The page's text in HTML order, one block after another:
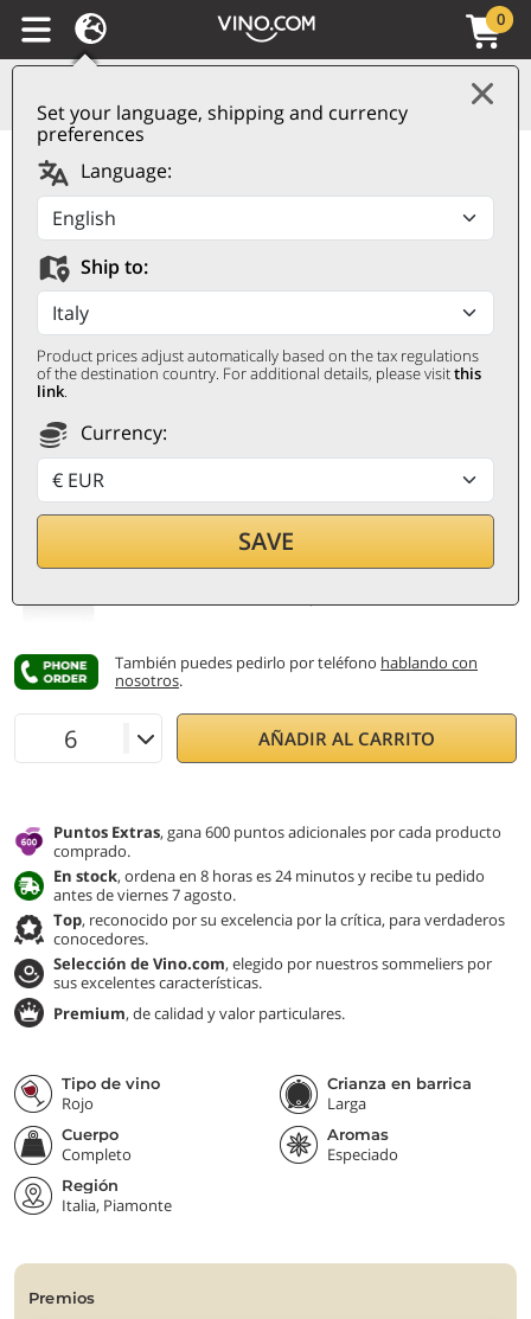
Set your language, shipping and currency
preferences
Language:
Ship to:
Product prices adjust automatically based on the tax regulations
of the destination country. For additional details, please visitthis
link.
Currency:
SAVE
0
Barolo DOCG Riserva
2019 Sabaudo
SABAUDO
0,75 ℓ
27,90€
por botella (0,75 ℓ)
También puedes pedirlo por teléfono hablando con
nosotros.
AÑADIR AL CARRITO
Puntos Extras, gana 600 puntos adicionales por cada producto
comprado.
En stock, ordena en 8 horas es 24 minutos y recibe tu pedido
antes de viernes 7 agosto.
Top, reconocido por su excelencia por la crítica, para verdaderos
conocedores.
Selección de Vino.com, elegido por nuestros sommeliers por
sus excelentes características.
Premium, de calidad y valor particulares.
Tipo de vino
Rojo
Crianza en barrica
Larga
Cuerpo
Completo
Aromas
Especiado
Región
Italia, Piamonte
premios